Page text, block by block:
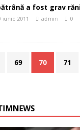
a fost grav
iunie 2011 admin 0
69 70 71